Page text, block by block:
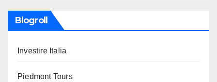
Blogroll
Investire Italia
Piedmont Tours